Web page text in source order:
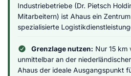
Industriebetriebe (Dr. Pietsch
Mitarbeitern) ist Ahaus ein
spezialisierte
Grenzlage nutzen: Nur 15 km
unmittelbar an der
Ahaus der ideale Ausgangspunkt